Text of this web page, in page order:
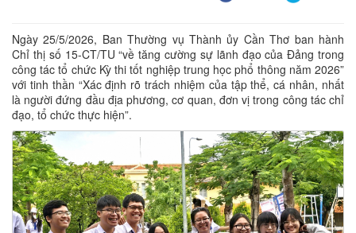
Ngày 25/5/2026, Ban Thường vụ Thành ủy Cần Thơ ban hành
Chỉ thị số 15-CT/TU “về tăng cường sự lãnh đạo của Đảng trong
công tác tổ chức Kỳ thi tốt nghiệp trung học phổ thông năm 2026”
với tinh thần “Xác định rõ trách nhiệm của tập thể, cá nhân, nhất
là người đứng đầu địa phương, cơ quan, đơn vị trong công tác chỉ
đạo, tổ chức thực hiện”.